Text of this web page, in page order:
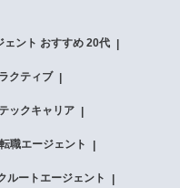
ェント おすすめ 20代
クティブ
ックキャリア
職エージェント
ルートエージェント